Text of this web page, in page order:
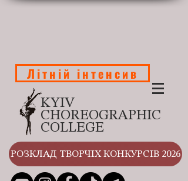
KYIV
CHOREOGRAPHIC
COLLEGE
Літній інтенсив
РОЗКЛАД ТВОРЧІХ КОНКУРСІВ 2026